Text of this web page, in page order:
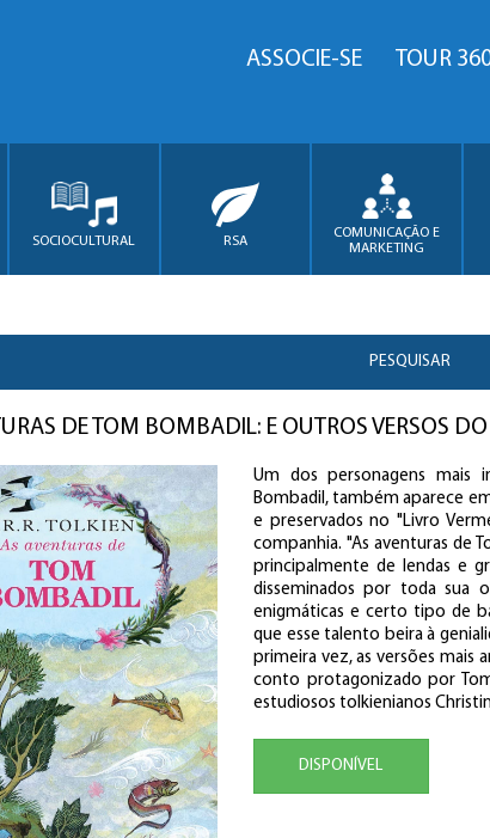
ASSOCIE-SE TOUR
SOCIOCULTURAL RSA
COMUNICAÇÃO E
MARKETING
PESQUISAR
DE TOM BOMBADIL: E OUTROS VERSOS
Um dos personagens mais
Bombadil, também aparece
e preservados no "Livro
companhia. "As aventuras de
principalmente de lendas e
disseminados por toda sua
enigmáticas e certo tipo de
que esse talento beira à
primeira vez, as versões mais
conto protagonizado por
estudiosos tolkienianos
DISPONÍVEL